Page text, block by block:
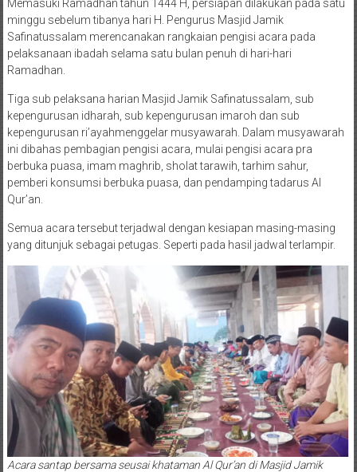
Memasuki Ramadhan tahun 1444 H, persiapan dilakukan pada satu
minggu sebelum tibanya hari H. Pengurus Masjid Jamik
Safinatussalam merencanakan rangkaian pengisi acara pada
pelaksanaan ibadah selama satu bulan penuh di hari-hari
Ramadhan.
Tiga sub pelaksana harian Masjid Jamik Safinatussalam, sub
kepengurusan idharah, sub kepengurusan imaroh dan sub
kepengurusan ri’ayahmenggelar musyawarah. Dalam musyawarah
ini dibahas pembagian pengisi acara, mulai pengisi acara pra
berbuka puasa, imam maghrib, sholat tarawih, tarhim sahur,
pemberi konsumsi berbuka puasa, dan pendamping tadarus Al
Qur’an.
Semua acara tersebut terjadwal dengan kesiapan masing-masing
yang ditunjuk sebagai petugas. Seperti pada hasil jadwal terlampir.
Acara santap bersama seusai khataman Al Qur’an di Masjid Jamik